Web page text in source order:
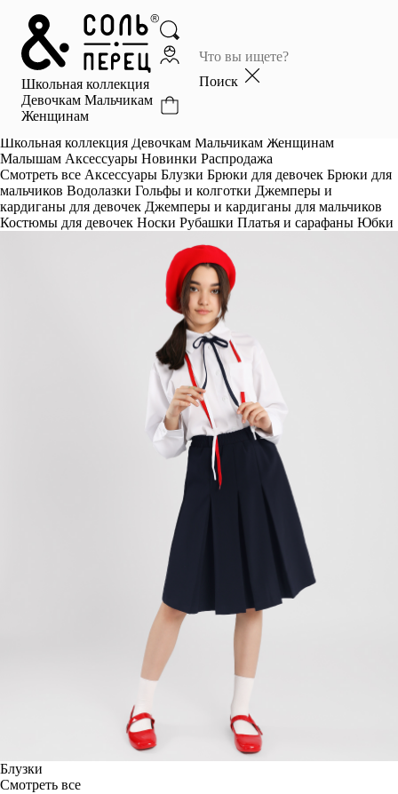
Школьная коллекция
Девочкам Мальчикам
Женщинам
Поиск
Главная
Каталог
Избранное
Школьная коллекция Девочкам Мальчикам Женщинам
Малышам Аксессуары Новинки Распродажа
Смотреть все Аксессуары Блузки Брюки для девочек Брюки для
мальчиков Водолазки Гольфы и колготки Джемперы и
кардиганы для девочек Джемперы и кардиганы для мальчиков
Костюмы для девочек Носки Рубашки Платья и сарафаны Юбки
Блузки
Смотреть все